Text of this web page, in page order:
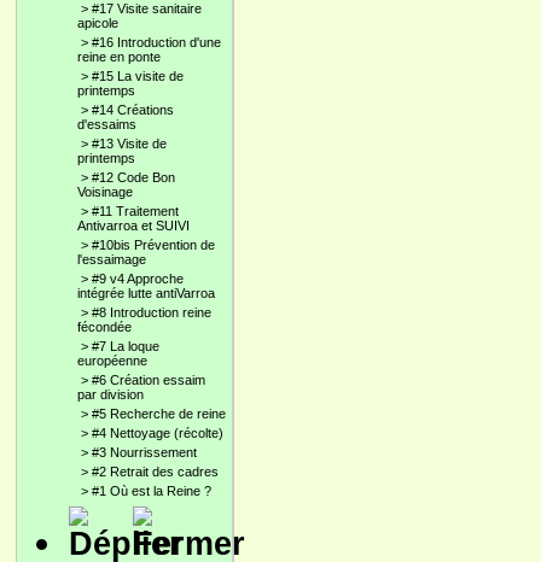
> #17 Visite sanitaire
apicole
> #16 Introduction d'une
reine en ponte
> #15 La visite de
printemps
> #14 Créations
d'essaims
> #13 Visite de
printemps
> #12 Code Bon
Voisinage
> #11 Traitement
Antivarroa et SUIVI
> #10bis Prévention de
l'essaimage
> #9 v4 Approche
intégrée lutte antiVarroa
> #8 Introduction reine
fécondée
> #7 La loque
européenne
> #6 Création essaim
par division
> #5 Recherche de reine
> #4 Nettoyage (récolte)
> #3 Nourrissement
> #2 Retrait des cadres
> #1 Où est la Reine ?